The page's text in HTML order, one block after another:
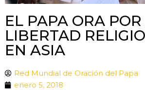
EL PAPA ORA
LIBERTAD
EN ASIA
Red Mundial de Oración del Papa
enero 5, 2018